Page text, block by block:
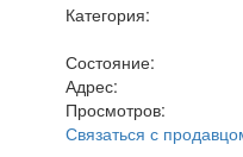
Категория:
Состояние:
Адрес:
Просмотров:
Связаться с